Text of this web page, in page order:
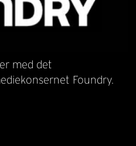
med det
Foundry.